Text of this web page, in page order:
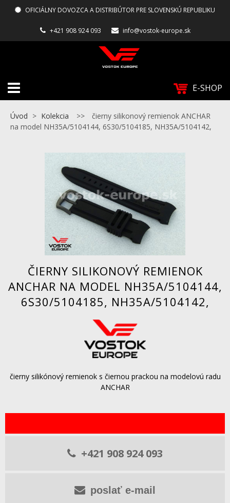
OFICIÁLNY DOVOZCA A DISTRIBÚTOR PRE SLOVENSKÚ REPUBLIKU
+421 908 924 093 info@vostok-europe.sk
E-SHOP
Úvod > Kolekcia >>
čierny silikonový remienok ANCHAR
na model NH35A/5104144, 6S30/5104185, NH35A/5104142,
ČIERNY SILIKONOVÝ REMIENOK
ANCHAR NA MODEL NH35A/5104144,
6S30/5104185, NH35A/5104142,
čierny silikónový remienok s čiernou prackou na modelovú radu
ANCHAR
+421 908 924 093
poslať e-mail